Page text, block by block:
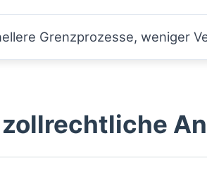
Grenzprozesse, weniger